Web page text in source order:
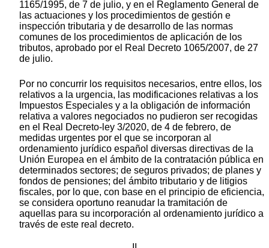
1165/1995, de 7 de julio, y en el Reglamento General de
las actuaciones y los procedimientos de gestión e
inspección tributaria y de desarrollo de las normas
comunes de los procedimientos de aplicación de los
tributos, aprobado por el Real Decreto 1065/2007, de 27
de julio.
Por no concurrir los requisitos necesarios, entre ellos, los
relativos a la urgencia, las modificaciones relativas a los
Impuestos Especiales y a la obligación de información
relativa a valores negociados no pudieron ser recogidas
en el Real Decreto-ley 3/2020, de 4 de febrero, de
medidas urgentes por el que se incorporan al
ordenamiento jurídico español diversas directivas de la
Unión Europea en el ámbito de la contratación pública en
determinados sectores; de seguros privados; de planes y
fondos de pensiones; del ámbito tributario y de litigios
fiscales, por lo que, con base en el principio de eficiencia,
se considera oportuno reanudar la tramitación de
aquellas para su incorporación al ordenamiento jurídico a
través de este real decreto.